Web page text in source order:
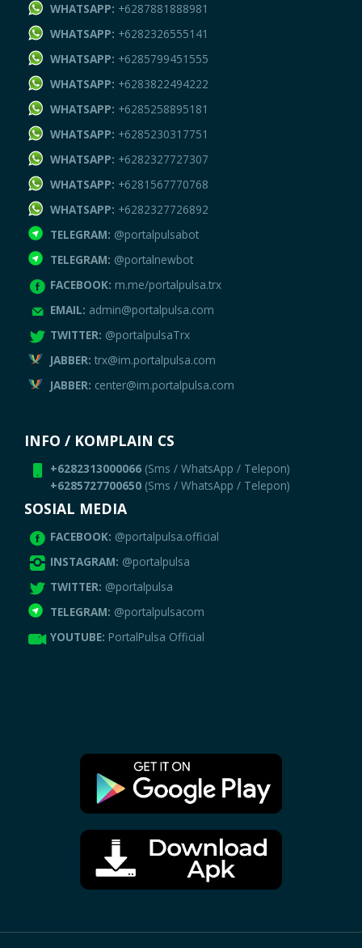
WHATSAPP: +6287881888981
WHATSAPP: +6282326555141
WHATSAPP: +6285799451555
WHATSAPP: +6283822494222
WHATSAPP: +6285258895181
WHATSAPP: +6285230317751
WHATSAPP: +6282327727307
WHATSAPP: +6281567770768
WHATSAPP: +6282327726892
TELEGRAM: @portalpulsabot
TELEGRAM: @portalnewbot
FACEBOOK: m.me/portalpulsa.trx
EMAIL: admin@portalpulsa.com
TWITTER: @portalpulsaTrx
JABBER:trx@im.portalpulsa.com
JABBER: center@im.portalpulsa.com
INFO / KOMPLAIN CS
+6282313000066 (Sms / WhatsApp / Telepon)
+6285727700650 (Sms / WhatsApp / Telepon)
SOSIAL MEDIA
FACEBOOK: @portalpulsa.official
INSTAGRAM: @portalpulsa
TWITTER: @portalpulsa
TELEGRAM: @portalpulsacom
YOUTUBE: PortalPulsa Official